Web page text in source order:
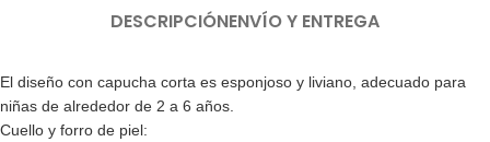
DESCRIPCIÓNENVÍO Y ENTREGA
El diseño con capucha corta es esponjoso y liviano, adecuado para
niñas de alrededor de 2 a 6 años.
Cuello y forro de piel: